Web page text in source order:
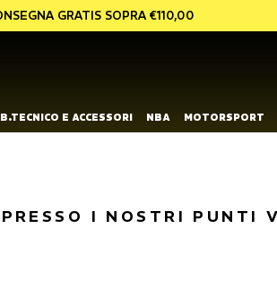
GRATIS SOPRA €110,00
E ACCESSORI NBA MOTORSPORT
I NOSTRI PUNTI